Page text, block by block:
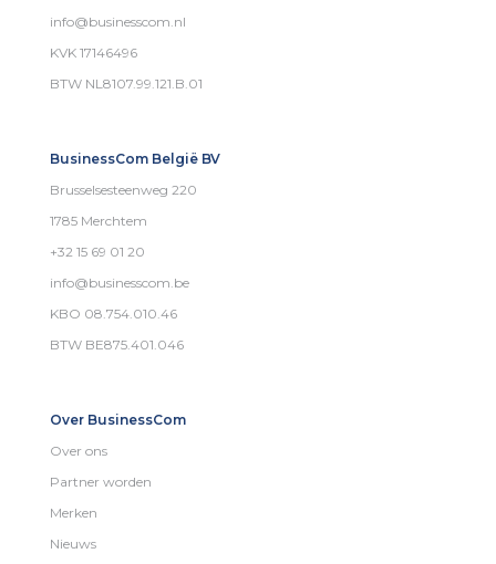
info@businesscom.nl
KVK 17146496
BTW NL8107.99.121.B.01
BusinessCom België BV
Brusselsesteenweg 220
1785 Merchtem
+32 15 69 01 20
info@businesscom.be
KBO 08.754.010.46
BTW BE875.401.046
Over BusinessCom
Over ons
Partner worden
Merken
Nieuws